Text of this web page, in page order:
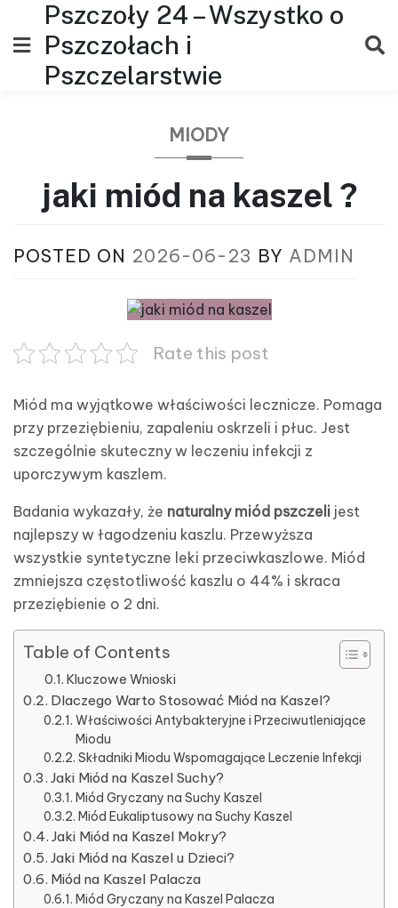
content
Pszczoły 24 – Wszystko o
Pszczołach i
Pszczelarstwie
MIODY
jaki miód na kaszel ?
POSTED ON 2026-06-23 BY ADMIN
Rate this post
Miód ma wyjątkowe właściwości lecznicze. Pomaga
przy przeziębieniu, zapaleniu oskrzeli i płuc. Jest
szczególnie skuteczny w leczeniu infekcji z
uporczywym kaszlem.
Badania wykazały, że naturalny miód pszczeli jest
najlepszy w łagodzeniu kaszlu. Przewyższa
wszystkie syntetyczne leki przeciwkaszlowe. Miód
zmniejsza częstotliwość kaszlu o 44% i skraca
przeziębienie o 2 dni.
Table of Contents
Kluczowe Wnioski
Dlaczego Warto Stosować Miód na Kaszel?
Właściwości Antybakteryjne i Przeciwutleniające
Miodu
Składniki Miodu Wspomagające Leczenie Infekcji
Jaki Miód na Kaszel Suchy?
Miód Gryczany na Suchy Kaszel
Miód Eukaliptusowy na Suchy Kaszel
Jaki Miód na Kaszel Mokry?
Jaki Miód na Kaszel u Dzieci?
Miód na Kaszel Palacza
Miód Gryczany na Kaszel Palacza